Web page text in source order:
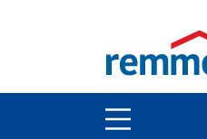
open
open